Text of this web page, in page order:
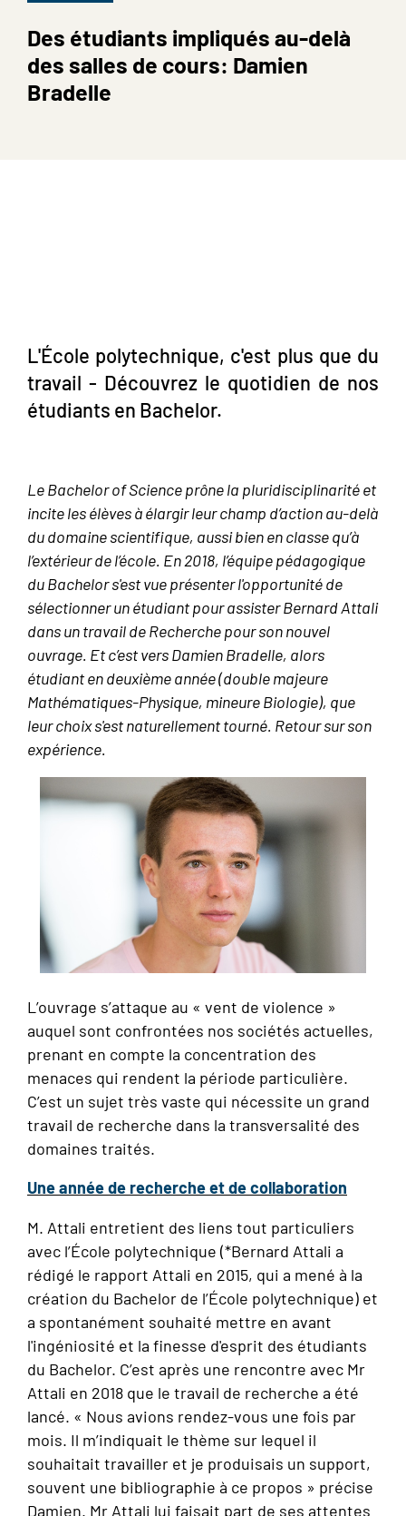
Des étudiants impliqués au-delà
des salles de cours: Damien
Bradelle
L'École polytechnique, c'est plus que du
travail - Découvrez le quotidien de nos
étudiants en Bachelor.
Le Bachelor of Science prône la pluridisciplinarité et
incite les élèves à élargir leur champ d’action au-delà
du domaine scientifique, aussi bien en classe qu’à
l’extérieur de l’école. En 2018, l’équipe pédagogique
du Bachelor s'est vue présenter l'opportunité de
sélectionner un étudiant pour assister Bernard Attali
dans un travail de Recherche pour son nouvel
ouvrage. Et c’est vers Damien Bradelle, alors
étudiant en deuxième année (double majeure
Mathématiques-Physique, mineure Biologie), que
leur choix s'est naturellement tourné. Retour sur son
expérience.
L’ouvrage s’attaque au « vent de violence »
auquel sont confrontées nos sociétés actuelles,
prenant en compte la concentration des
menaces qui rendent la période particulière.
C’est un sujet très vaste qui nécessite un grand
travail de recherche dans la transversalité des
domaines traités.
Une année de recherche et de collaboration
M. Attali entretient des liens tout particuliers
avec l’École polytechnique (*Bernard Attali a
rédigé le rapport Attali en 2015, qui a mené à la
création du Bachelor de l’École polytechnique) et
a spontanément souhaité mettre en avant
l'ingéniosité et la finesse d'esprit des étudiants
du Bachelor. C’est après une rencontre avec Mr
Attali en 2018 que le travail de recherche a été
lancé. « Nous avions rendez-vous une fois par
mois. Il m’indiquait le thème sur lequel il
souhaitait travailler et je produisais un support,
souvent une bibliographie à ce propos » précise
Damien. Mr Attali lui faisait part de ses attentes